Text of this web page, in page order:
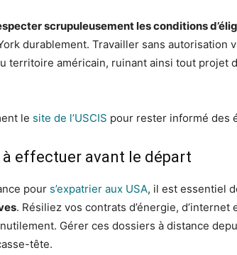
scrupuleusement les conditions
durablement. Travailler sans autorisation
territoire américain, ruinant ainsi tout projet
le site de l’USCIS pour rester informé des
à effectuer avant le départ
pour s’expatrier aux USA, il est essentiel
. Résiliez vos contrats d’énergie,
Gérer ces dossiers à distance
tête.